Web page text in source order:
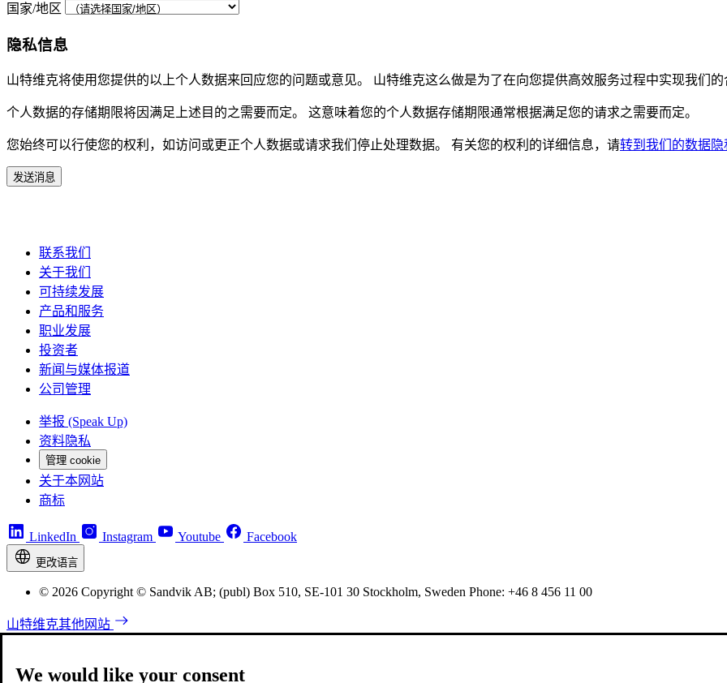
国家/地区
隐私信息
山特维克将使用您提供的以上个人数据来回应您的问题或意见。 山特维克这么做是为了在向您提供高效服务过程中实现我们的
个人数据的存储期限将因满足上述目的之需要而定。 这意味着您的个人数据存储期限通常根据满足您的请求之需要而定。
您始终可以行使您的权利，如访问或更正个人数据或请求我们停止处理数据。 有关您的权利的详细信息，请转到我们的数据隐
发送消息
联系我们
关于我们
可持续发展
产品和服务
职业发展
投资者
新闻与媒体报道
公司管理
举报 (Speak Up)
资料隐私
管理 cookie
关于本网站
商标
LinkedIn Instagram Youtube Facebook
更改语言
© 2026 Copyright © Sandvik AB; (publ) Box 510, SE-101 30 Stockholm, Sweden Phone: +46 8 456 11 00
山特维克其他网站
We would like your consent